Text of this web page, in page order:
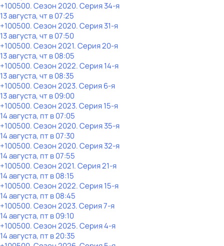
+100500. Сезон 2020. Серия 34-я
13 августа, чт в 07:25
+100500. Сезон 2020. Серия 31-я
13 августа, чт в 07:50
+100500. Сезон 2021. Серия 20-я
13 августа, чт в 08:05
+100500. Сезон 2022. Серия 14-я
13 августа, чт в 08:35
+100500. Сезон 2023. Серия 6-я
13 августа, чт в 09:00
+100500. Сезон 2023. Серия 15-я
14 августа, пт в 07:05
+100500. Сезон 2020. Серия 35-я
14 августа, пт в 07:30
+100500. Сезон 2020. Серия 32-я
14 августа, пт в 07:55
+100500. Сезон 2021. Серия 21-я
14 августа, пт в 08:15
+100500. Сезон 2022. Серия 15-я
14 августа, пт в 08:45
+100500. Сезон 2023. Серия 7-я
14 августа, пт в 09:10
+100500. Сезон 2025. Серия 4-я
14 августа, пт в 20:35